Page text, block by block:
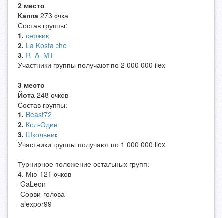
2 место
Каппа 273 очка
Состав группы:
1. сержик
2. La Kosta che
3. R_A_M1
Участники группы получают по 2 000 000 ilex
3 место
Йота 248 очков
Состав группы:
1. Beast72
2. Кол-Один
3. Школьник
Участники группы получают по 1 000 000 ilex
Турнирное положение остальных групп:
4. Мю-121 очков
-GaLeon
-Сорви-голова
-alexpor99